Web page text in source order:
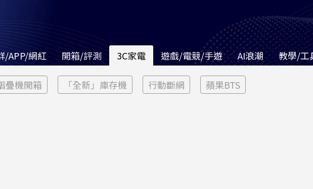
/APP/網紅 開箱/評測 3C家電 遊戲/電競/手遊 AI浪潮 教學/工
疊機開箱 「全新」庫存機 行動斷網 蘋果BTS